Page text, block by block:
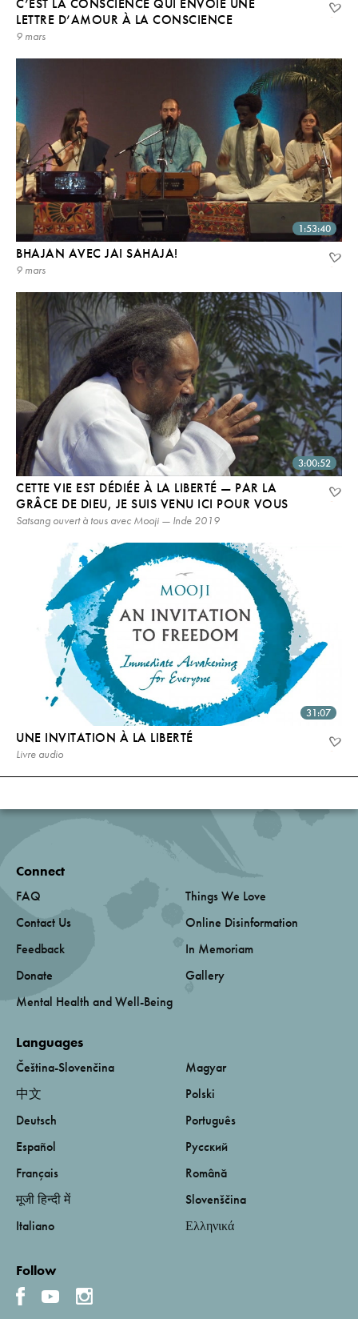
C’EST LA CONSCIENCE QUI ENVOIE UNE
LETTRE D’AMOUR À LA CONSCIENCE
9 mars
1:53:40
BHAJAN AVEC JAI SAHAJA!
9 mars
3:00:52
CETTE VIE EST DÉDIÉE À LA LIBERTÉ — PAR LA
GRÂCE DE DIEU, JE SUIS VENU ICI POUR VOUS
Satsang ouvert à tous avec Mooji — Inde 2019
31:07
UNE INVITATION À LA LIBERTÉ
Livre audio
Connect
FAQ
Contact Us
Feedback
Donate
Mental Health and Well-Being
Things We Love
Online Disinformation
In Memoriam
Gallery
Languages
Čeština-Slovenčina
中文
Deutsch
Español
Français
मूजी हिन्दी में
Italiano
Magyar
Polski
Português
Русский
Română
Slovenščina
Ελληνικά
Follow